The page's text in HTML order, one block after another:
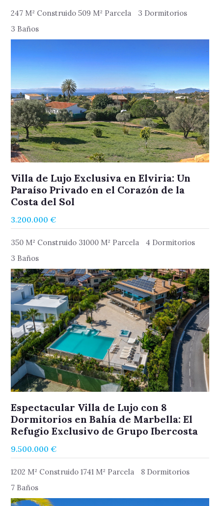
247 M² Construido 509 M² Parcela
3 Dormitorios
3 Baños
Villa de Lujo Exclusiva en Elviria: Un
Paraíso Privado en el Corazón de la
Costa del Sol
3.200.000 €
350 M² Construido 31000 M² Parcela
4 Dormitorios
3 Baños
Espectacular Villa de Lujo con 8
Dormitorios en Bahía de Marbella: El
Refugio Exclusivo de Grupo Ibercosta
9.500.000 €
1202 M² Construido 1741 M² Parcela
8 Dormitorios
7 Baños